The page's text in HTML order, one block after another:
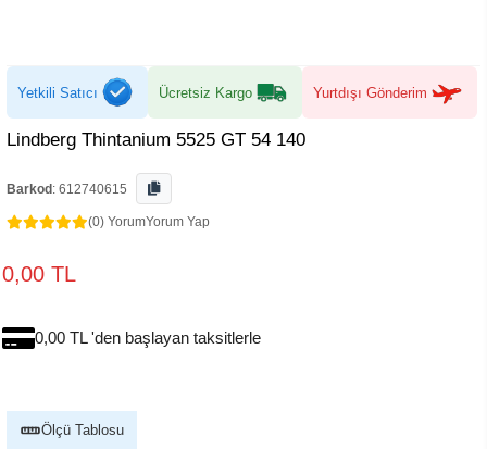
Yetkili Satıcı Ücretsiz Kargo Yurtdışı Gönderim
Lindberg Thintanium 5525 GT 54 140
Barkod : 612740615
(0) YorumYorum Yap
0,00 TL
0,00 TL 'den başlayan taksitlerle
Ölçü Tablosu